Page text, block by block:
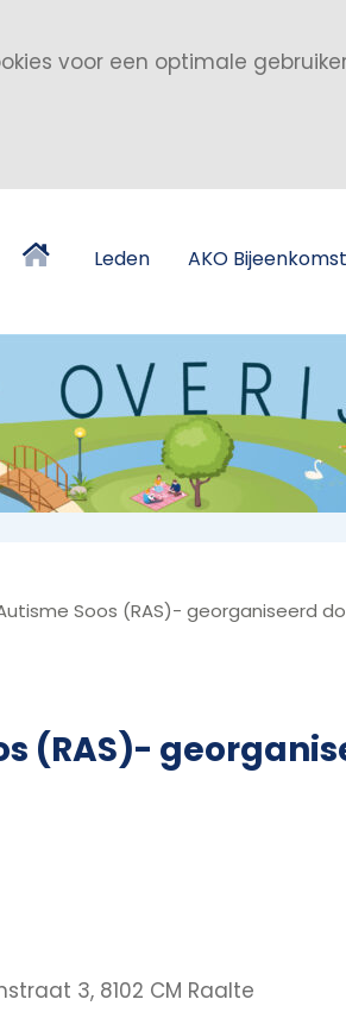
voor een optimale
Leden AKO
Soos (RAS)- georganiseerd
(RAS)-
3, 8102 CM Raalte